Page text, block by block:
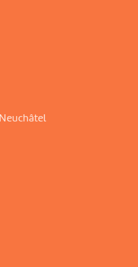
Neuchâtel